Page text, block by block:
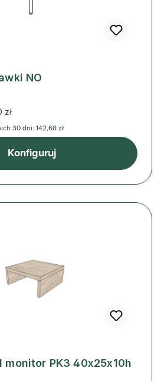
NO
zł
30 dni: 142,68 zł
Konfiguruj
monitor PK3 40x25x10h